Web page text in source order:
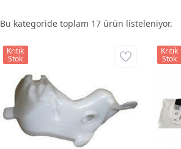
Bu kategoride toplam 17ürün listeleniyor.
Kritik
Stok
Kritik
Stok